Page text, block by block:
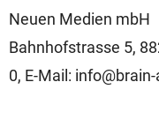
Neuen Medien mbH
Bahnhofstrasse 5,
0, E-Mail: